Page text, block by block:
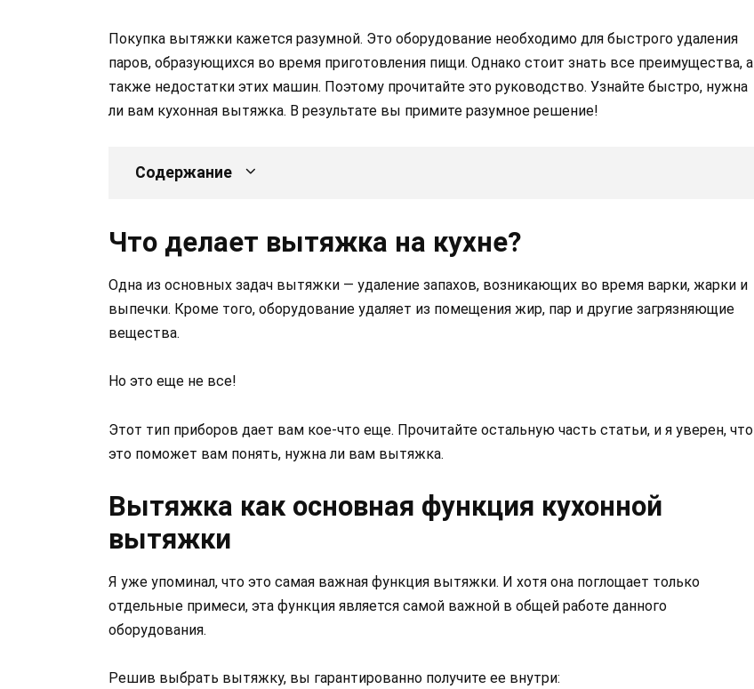
Покупка вытяжки кажется разумной. Это оборудование необходимо для быстрого удаления
паров, образующихся во время приготовления пищи. Однако стоит знать все преимущества, а
также недостатки этих машин. Поэтому прочитайте это руководство. Узнайте быстро, нужна
ли вам кухонная вытяжка. В результате вы примите разумное решение!
Содержание
Что делает вытяжка на кухне?
Одна из основных задач вытяжки — удаление запахов, возникающих во время варки, жарки и
выпечки. Кроме того, оборудование удаляет из помещения жир, пар и другие загрязняющие
вещества.
Но это еще не все!
Этот тип приборов дает вам кое-что еще. Прочитайте остальную часть статьи, и я уверен, что
это поможет вам понять, нужна ли вам вытяжка.
Вытяжка как основная функция кухонной
вытяжки
Я уже упоминал, что это самая важная функция вытяжки. И хотя она поглощает только
отдельные примеси, эта функция является самой важной в общей работе данного
оборудования.
Решив выбрать вытяжку, вы гарантированно получите ее внутри: